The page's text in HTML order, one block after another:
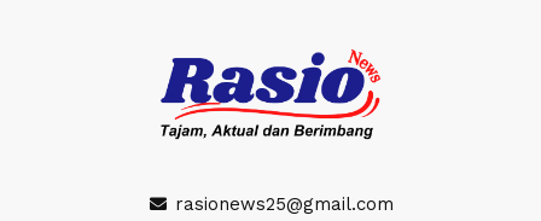
rasionews25@gmail.com